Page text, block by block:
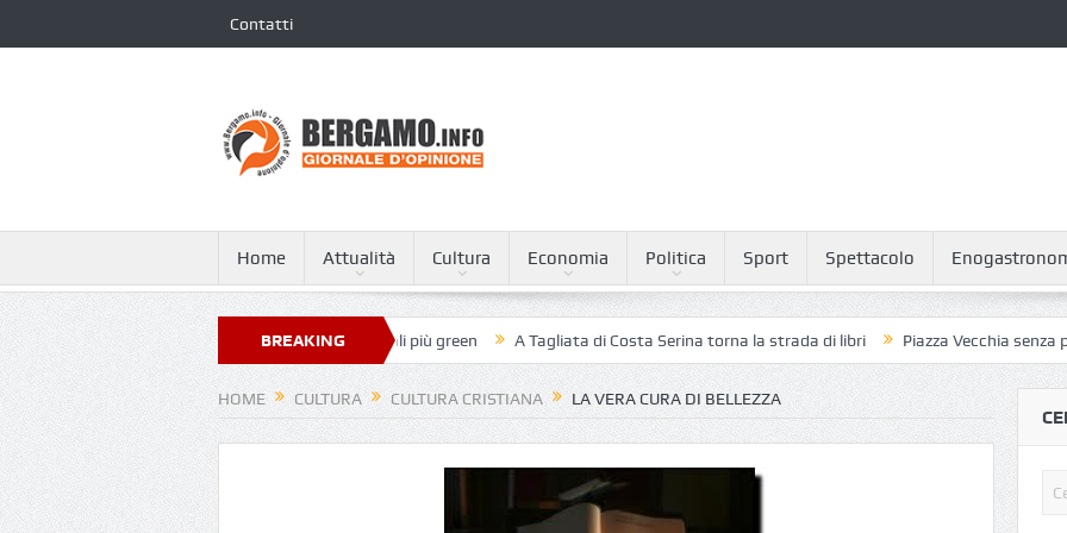
Contatti
Home Attualità Cultura Economia Politica Sport Spettacolo
BREAKING
NEWS
XXIII nella classifica dei 250 ospedali più green A Tagliata di Costa Serina torna la strada di libri Piazza Vecchia senza piccioni:
HOME CULTURA CULTURA CRISTIANA LA VERA CURA DI BELLEZZA